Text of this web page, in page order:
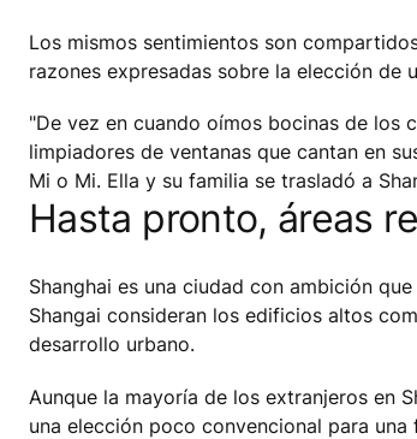
Los mismos sentimientos son
razones expresadas sobre la elección de
"De vez en cuando oímos bocinas de los
limpiadores de ventanas que cantan en
Mi o Mi. Ella y su familia se trasladó a
Hasta pronto, áreas
Shanghai es una ciudad con ambición
Shangai consideran los edificios altos
desarrollo urbano.
Aunque la mayoría de los extranjeros en
una elección poco convencional para